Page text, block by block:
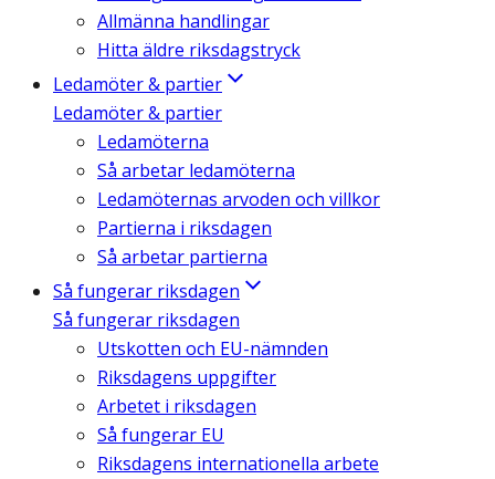
Allmänna handlingar
Hitta äldre riksdagstryck
Ledamöter & partier
Ledamöter & partier
Ledamöterna
Så arbetar ledamöterna
Ledamöternas arvoden och villkor
Partierna i riksdagen
Så arbetar partierna
Så fungerar riksdagen
Så fungerar riksdagen
Utskotten och EU-nämnden
Riksdagens uppgifter
Arbetet i riksdagen
Så fungerar EU
Riksdagens internationella arbete